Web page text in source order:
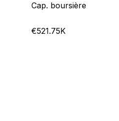
Cap. boursière
€521.75K